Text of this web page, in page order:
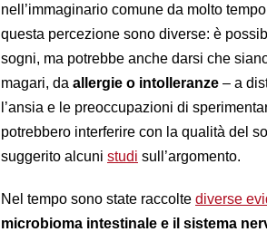
nell’immaginario comune da molto
questa percezione sono diverse: è
sogni, ma potrebbe anche darsi che
magari, da allergie o intolleranze – a
l’ansia e le preoccupazioni di
potrebbero interferire con la qualità del
suggerito alcuni studi sull’argomento.
Nel tempo sono state raccolte diverse
microbioma intestinale e il sistema